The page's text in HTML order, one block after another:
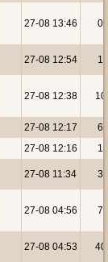
27-08 13:46 0
27-08 12:54 1
27-08 12:38 10
27-08 12:17
6
27-08 12:16
1
27-08 11:34 3
27-08 04:56 7
27-08 04:53 40